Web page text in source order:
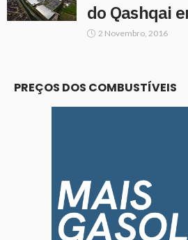
do Qashqai
2 Novembro, 2016
PREÇOS DOS COMBUSTÍVEIS